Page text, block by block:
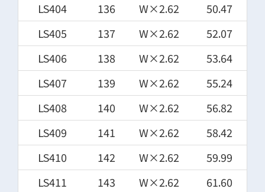
LS404
136 W×2.62
50.47
LS405
137 W×2.62
52.07
LS406
138 W×2.62
53.64
LS407
139 W×2.62
55.24
LS408
140 W×2.62
56.82
LS409
141 W×2.62
58.42
LS410
142 W×2.62
59.99
LS411
143 W×2.62
61.60